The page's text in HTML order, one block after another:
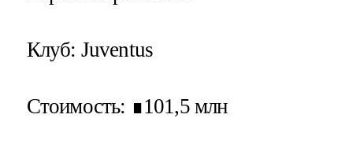
Клуб: Juventus
Стоимость: ∎101,5 млн